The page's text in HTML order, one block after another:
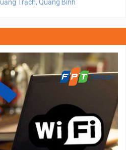
Trạch, Quảng Bình